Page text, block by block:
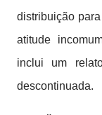
distribuição
atitude
inclui um
descontinuada.